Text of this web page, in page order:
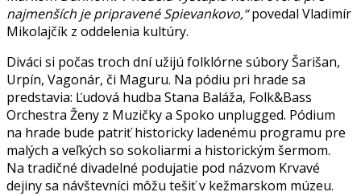
najmenších je pripravené Spievankovo,“povedal Vladimír
Mikolajčík z oddelenia kultúry.
Diváci si počas troch dní užijú folklórne súbory Šarišan,
Urpín, Vagonár, či Maguru. Na pódiu pri hrade sa
predstavia: Ľudová hudba Stana Baláža, Folk&Bass
Orchestra Ženy z Muzičky a Spoko unplugged. Pódium
na hrade bude patriť historicky ladenému programu pre
malých a veľkých so sokoliarmi a historickým šermom.
Na tradičné divadelné podujatie pod názvom Krvavé
dejiny sa návštevníci môžu tešiť v kežmarskom múzeu.